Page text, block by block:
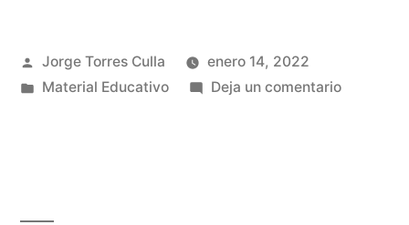
Publicado
por
Jorge Torres Culla
enero 14, 2022
Publicado
Material Educativo Deja un comentarioen